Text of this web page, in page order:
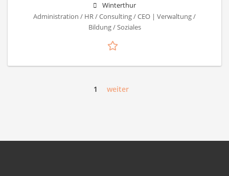
Winterthur
Administration / HR / Consulting / CEO | Verwaltung /
Bildung / Soziales
1 weiter